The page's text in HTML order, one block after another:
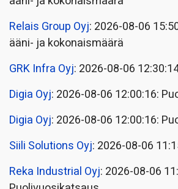
Relais Group Oyj: 2026-08-06
ääni- ja kokonaismäärä
GRK Infra Oyj: 2026-08-06
Digia Oyj: 2026-08-06 12:00:16:
Digia Oyj: 2026-08-06 12:00:16:
Siili Solutions Oyj: 2026-08-06
Reka Industrial Oyj: 2026-08-06